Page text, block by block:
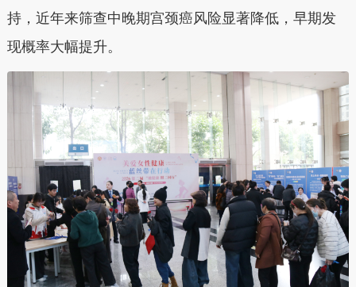
持，近年来筛查中晚期宫颈癌风险显著降低，早期发
现概率大幅提升。